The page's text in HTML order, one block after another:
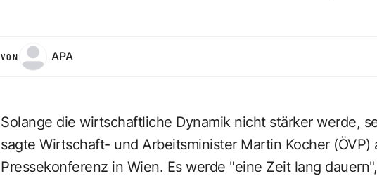
VON APA
Solange die wirtschaftliche Dynamik nicht stärker werde,
sagte Wirtschaft- und Arbeitsminister Martin Kocher (ÖVP)
Pressekonferenz in Wien. Es werde "eine Zeit lang